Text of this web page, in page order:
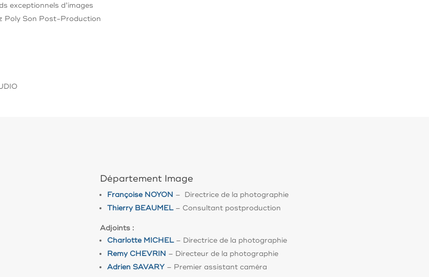
exceptionnels d’images
Poly Son Post-Production
Département Image
Françoise NOYON – Directrice de la photographie
Thierry BEAUMEL – Consultant postproduction
Adjoints :
Charlotte MICHEL– Directrice de la photographie
Remy CHEVRIN – Directeur de la photographie
Adrien SAVARY – Premier assistant caméra